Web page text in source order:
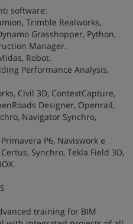
software:
Trimble Realworks,
Grasshopper, Python,
Manager.
Robot.
Performance Analysis,
Civil 3D, ContextCapture,
Designer, Openrail,
Navigator Synchro,
P6, Naviswork e
Synchro, Tekla Field 3D,
training for BIM